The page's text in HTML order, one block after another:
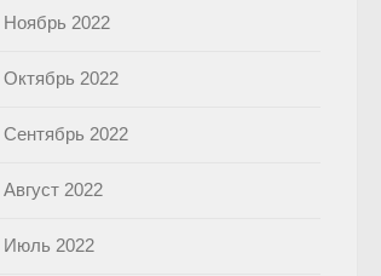
Ноябрь 2022
Октябрь 2022
Сентябрь 2022
Август 2022
Июль 2022